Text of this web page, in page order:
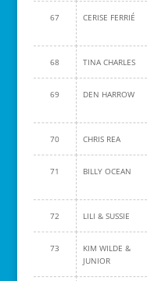
67 CERISE FERRIÉ
68 TINA CHARLES
69 DEN HARROW
70 CHRIS REA
71 BILLY OCEAN
72 LILI & SUSSIE
73
KIM WILDE &
JUNIOR